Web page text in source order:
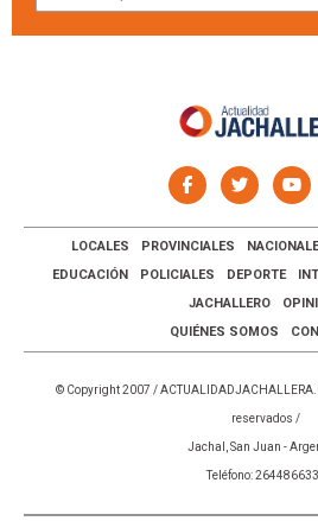
LOCALES PROVINCIALES
EDUCACIÓN
POLICIALES DEPORTE
JACHALLERO
QUIÉNES SOMOS
© Copyright 2007 /
reservados /
Jachal, San Juan -
Teléfono: